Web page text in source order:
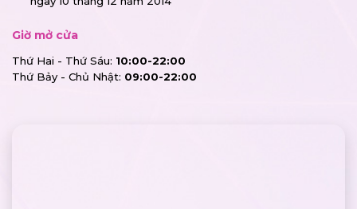
Giờ mở cửa
Thứ Hai - Thứ Sáu: 10:00-22:00
Thứ Bảy - Chủ Nhật: 09:00-22:00